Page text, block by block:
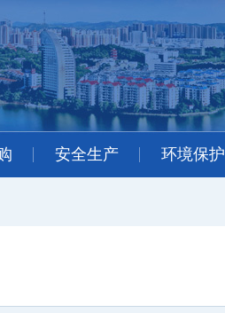
安全生产 环境保护